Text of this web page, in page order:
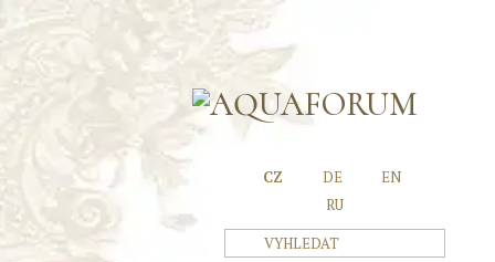
CZ DE
EN
RU
xxx
NEŽ
DOVOLENÁ